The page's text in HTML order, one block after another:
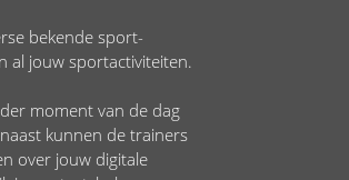
bekende sport-
al jouw sportactiviteiten.
moment van de dag
kunnen de trainers
over jouw digitale